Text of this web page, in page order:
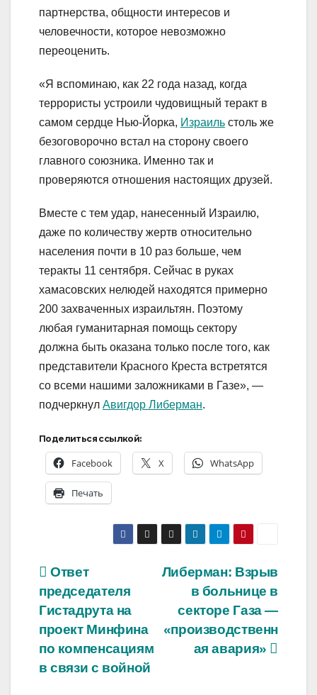
партнерства, общности интересов и
человечности, которое невозможно
переоценить.
«Я вспоминаю, как 22 года назад, когда
террористы устроили чудовищный теракт в
самом сердце Нью-Йорка, Израиль столь же
безоговорочно встал на сторону своего
главного союзника. Именно так и
проверяются отношения настоящих друзей.
Вместе с тем удар, нанесенный Израилю,
даже по количеству жертв относительно
населения почти в 10 раз больше, чем
теракты 11 сентября. Сейчас в руках
хамасовских нелюдей находятся примерно
200 захваченных израильтян. Поэтому
любая гуманитарная помощь сектору
должна быть оказана только после того, как
представители Красного Креста встретятся
со всеми нашими заложниками в Газе», —
подчеркнул Авигдор Либерман.
Поделиться ссылкой:
Facebook X WhatsApp
Печать
Навигация
по
записям
Либерман: Взрыв
в больнице в
секторе Газа —
«производственн
ая авария»
Ответ
председателя
Гистадрута на
проект Минфина
по компенсациям
в связи с войной